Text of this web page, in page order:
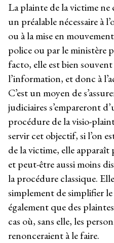
La plainte de la victime
un préalable nécessaire à
ou à la mise en
police ou par le ministère
facto, elle est bien
l’information, et donc à
C’est un moyen de
judiciaires s’empareront
procédure de la visio-
servir cet objectif, si l’on
de la victime, elle
et peut-être aussi moins
la procédure classique.
simplement de simplifier
également que des
cas où, sans elle, les
renonceraient à le faire.